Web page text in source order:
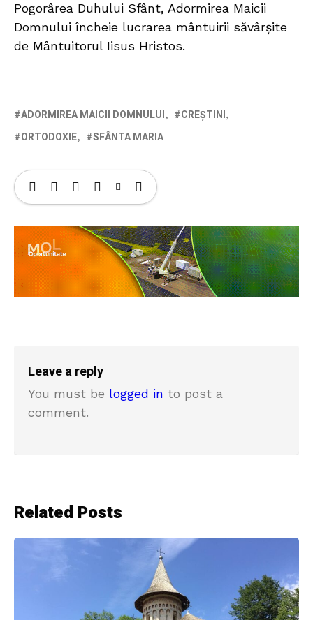
Pogorârea Duhului Sfânt, Adormirea Maicii
Domnului încheie lucrarea mântuirii săvârşite
de Mântuitorul Iisus Hristos.
ADORMIREA MAICII DOMNULUI
CREȘTINI
ORTODOXIE
SFÂNTA MARIA
Leave a reply
You must be logged in to post a
comment.
Related Posts